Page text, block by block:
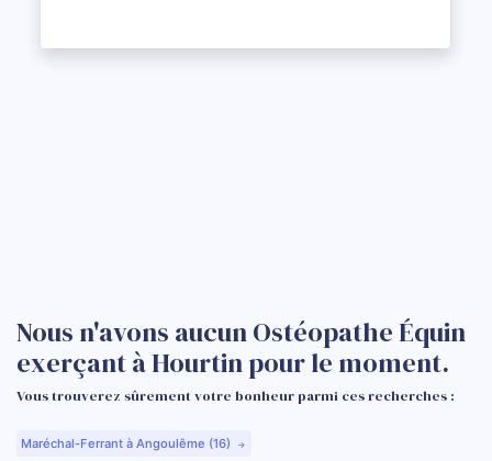
Nous n'avons aucun Ostéopathe Équin
exerçant à Hourtin pour le moment.
Vous trouverez sûrement votre bonheur parmi ces recherches :
Maréchal-Ferrant à Angoulême (16)